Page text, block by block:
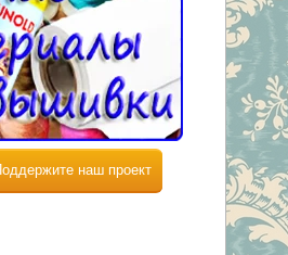
наш проект